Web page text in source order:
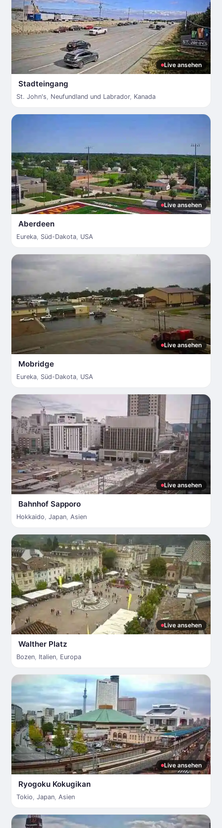
Live ansehen
Stadteingang
St. John's, Neufundland und Labrador, Kanada
Live ansehen
Aberdeen
Eureka, Süd-Dakota, USA
Live ansehen
Mobridge
Eureka, Süd-Dakota, USA
Live ansehen
Bahnhof Sapporo
Hokkaido, Japan, Asien
Live ansehen
Walther Platz
Bozen, Italien, Europa
Live ansehen
Ryogoku Kokugikan
Tokio, Japan, Asien